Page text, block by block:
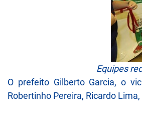
Equipes
O prefeito Gilberto Garcia, o
Robertinho Pereira, Ricardo